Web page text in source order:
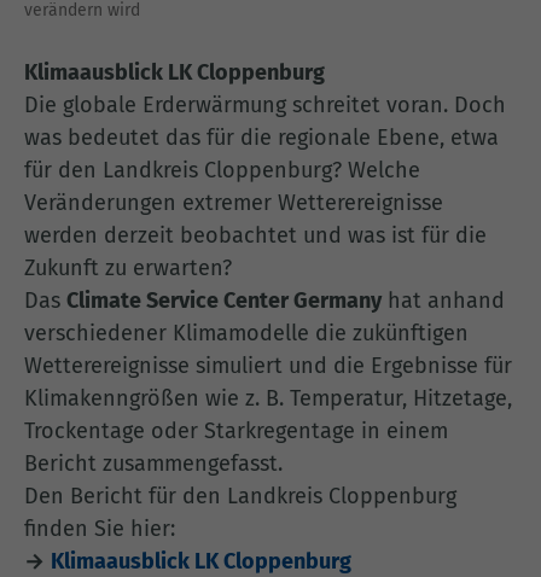
verändern wird
Klimaausblick LK Cloppenburg
Die globale Erderwärmung schreitet voran. Doch
was bedeutet das für die regionale Ebene, etwa
für den Landkreis Cloppenburg? Welche
Veränderungen extremer Wetterereignisse
werden derzeit beobachtet und was ist für die
Zukunft zu erwarten?
Das Climate Service Center Germany hat anhand
verschiedener Klimamodelle die zukünftigen
Wetterereignisse simuliert und die Ergebnisse für
Klimakenngrößen wie z. B. Temperatur, Hitzetage,
Trockentage oder Starkregentage in einem
Bericht zusammengefasst.
Den Bericht für den Landkreis Cloppenburg
finden Sie hier:
→ Klimaausblick LK Cloppenburg